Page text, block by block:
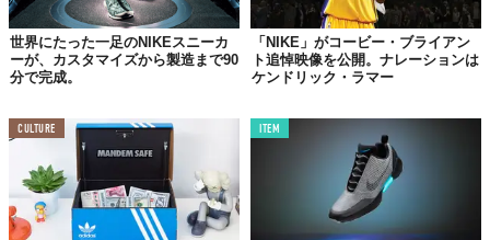
世界にたった一足のNIKEスニーカ
ーが、カスタマイズから製造まで90
分で完成。
「NIKE」がコービー・ブライアン
ト追悼映像を公開。ナレーションは
ケンドリック・ラマー
CULTURE ITEM